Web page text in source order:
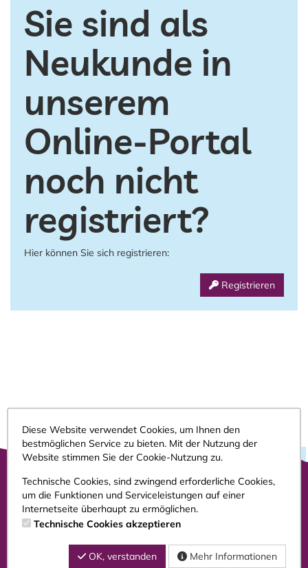
Sie sind als
Neukunde in
unserem
Online-Portal
noch nicht
registriert?
Hier können Sie sich registrieren:
Registrieren
Impressum
AGB
Diese Website verwendet Cookies, um Ihnen den
bestmöglichen Service zu bieten. Mit der Nutzung der
Website stimmen Sie der Cookie-Nutzung zu.
Technische Cookies, sind zwingend erforderliche Cookies,
um die Funktionen und Serviceleistungen auf einer
Internetseite überhaupt zu ermöglichen.
Technische Cookies akzeptieren
OK, verstanden Mehr Informationen